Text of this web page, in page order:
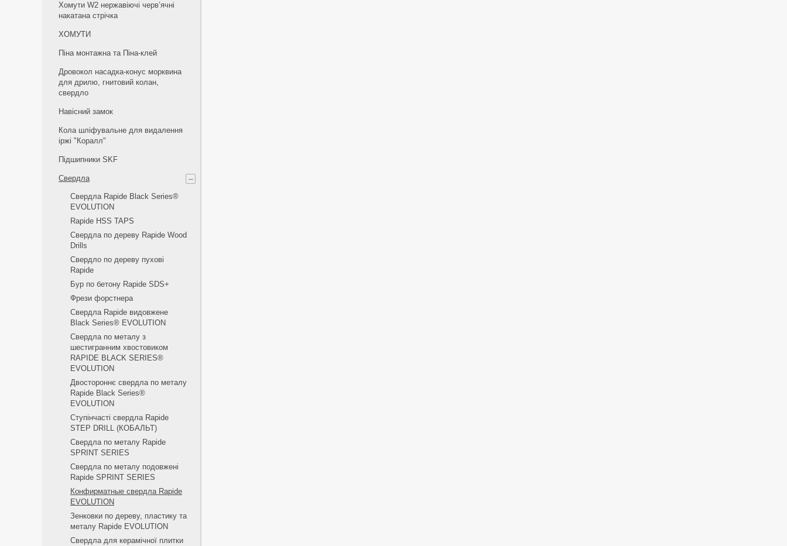
Хомути W2 нержавіючі черв’ячні
накатана стрічка
ХОМУТИ
Піна монтажна та Піна-клей
Дровокол насадка-конус морквина
для дрилю, гнитовий колан,
свердло
Навісний замок
Кола шліфувальне для видалення
іржі "Коралл"
Підшипники SKF
Свердла
Свердла Rapide Black Series®
EVOLUTION
Rapide HSS TAPS
Свердла по дереву Rapide Wood
Drills
Свердло по дереву пухові
Rapide
Бур по бетону Rapide SDS+
Фрези форстнера
Свердла Rapide видовжене
Black Series® EVOLUTION
Свердла по металу з
шестигранним хвостовиком
RAPIDE BLACK SERIES®
EVOLUTION
Двостороннє свердла по металу
Rapide Black Series®
EVOLUTION
Ступінчасті свердла Rapide
STEP DRILL (КОБАЛЬТ)
Свердла по металу Rapide
SPRINT SERIES
Свердла по металу подовжені
Rapide SPRINT SERIES
Конфирматные свердла Rapide
EVOLUTION
Зенковки по дереву, пластику та
металу Rapide EVOLUTION
Свердла для керамічної плитки